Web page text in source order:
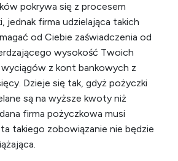
pokrywa się z procesem
jednak firma udzielająca takich
od Ciebie zaświadczenia od
wysokość Twoich
z kont bankowych z
Dzieje się tak, gdyż pożyczki
są na wyższe kwoty niż
firma pożyczkowa musi
takiego zobowiązanie nie będzie